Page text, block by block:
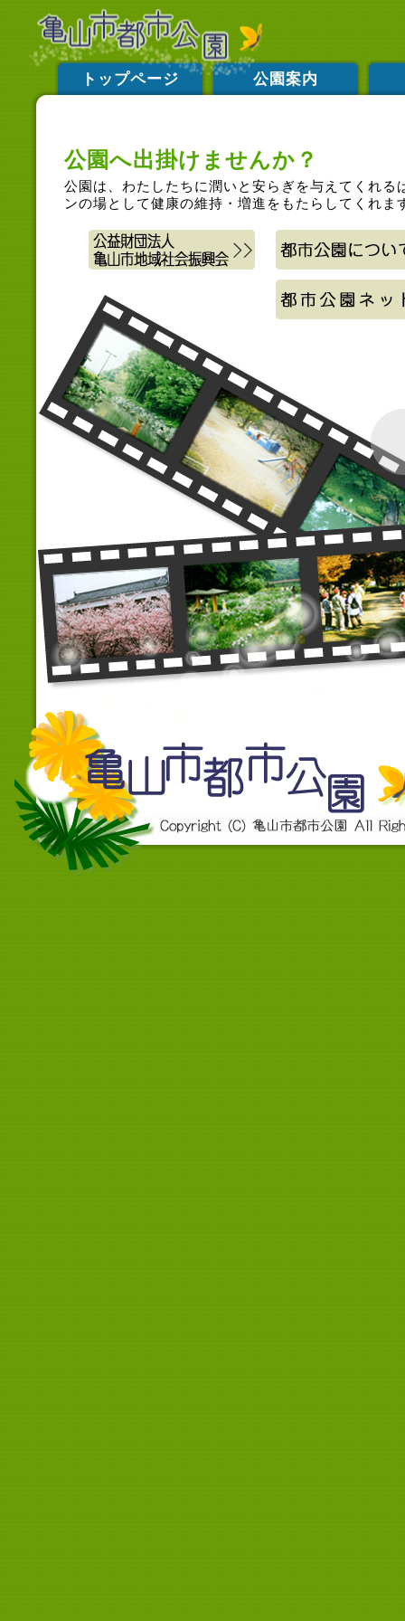
トップページ 公園案内
公園へ出掛けませんか？
公園は、わたしたちに潤いと安らぎを与えてくれ
ンの場として健康の維持・増進をもたらしてくれ